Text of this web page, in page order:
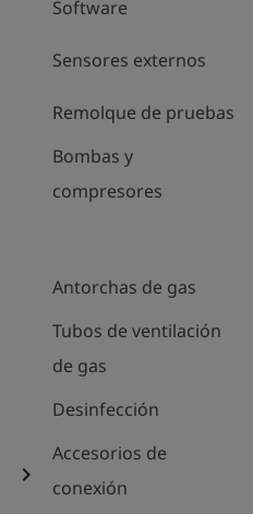
Software
Sensores externos
Remolque de pruebas
Bombas y
compresores
Antorchas de gas
Tubos de ventilación
de gas
Desinfección
chevron_right
Accesorios de
conexión